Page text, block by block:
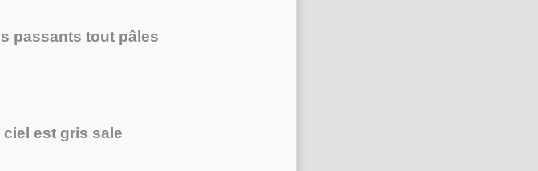
passants tout pâles
ciel est gris sale